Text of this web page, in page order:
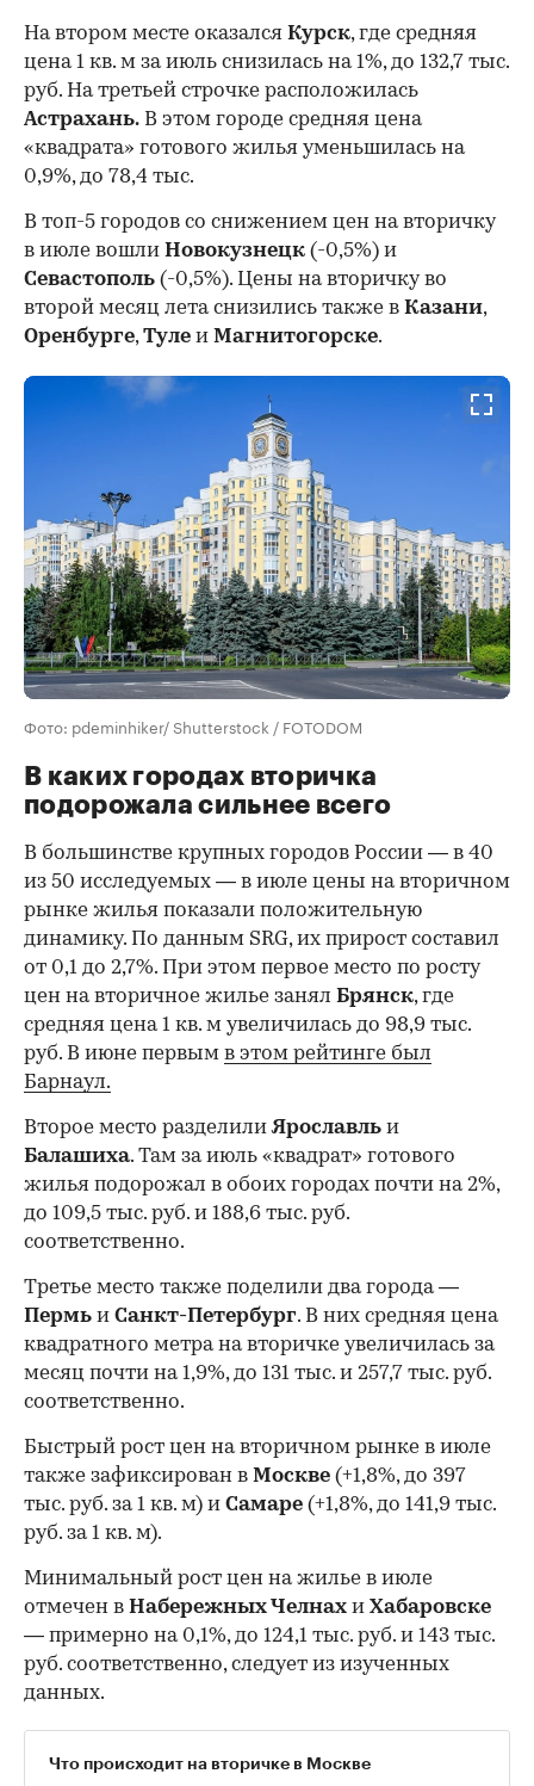
На втором месте оказался Курск, где средняя
цена 1 кв. м за июль снизилась на 1%, до 132,7 тыс.
руб. На третьей строчке расположилась
Астрахань. В этом городе средняя цена
«квадрата» готового жилья уменьшилась на
0,9%, до 78,4 тыс.
В топ-5 городов со снижением цен на вторичку
в июле вошли Новокузнецк (-0,5%) и
Севастополь (-0,5%). Цены на вторичку во
второй месяц лета снизились также в Казани,
Оренбурге,Туле и Магнитогорске.
Фото: pdeminhiker/ Shutterstock / FOTODOM
В каких городах вторичка
подорожала сильнее всего
В большинстве крупных городов России — в 40
из 50 исследуемых — в июле цены на вторичном
рынке жилья показали положительную
динамику. По данным SRG, их прирост составил
от 0,1 до 2,7%. При этом первое место по росту
цен на вторичное жилье занял Брянск, где
средняя цена 1 кв. м увеличилась до 98,9 тыс.
руб. В июне первым в этом рейтинге был
Барнаул.
Второе место разделилиЯрославль и
Балашиха. Там за июль «квадрат» готового
жилья подорожал в обоих городах почти на 2%,
до 109,5 тыс. руб. и 188,6 тыс. руб.
соответственно.
Третье место также поделили два города —
Пермь и Санкт-Петербург. В них средняя цена
квадратного метра на вторичке увеличилась за
месяц почти на 1,9%, до 131 тыс. и 257,7 тыс. руб.
соответственно.
Быстрый рост цен на вторичном рынке в июле
также зафиксирован в Москве (+1,8%, до 397
тыс. руб. за 1 кв. м) и Самаре (+1,8%, до 141,9 тыс.
руб. за 1 кв. м).
Минимальный рост цен на жилье в июле
отмечен в Набережных Челнах и Хабаровске
— примерно на 0,1%, до 124,1 тыс. руб. и 143 тыс.
руб. соответственно, следует из изученных
данных.
Что происходит на вторичке в Москве